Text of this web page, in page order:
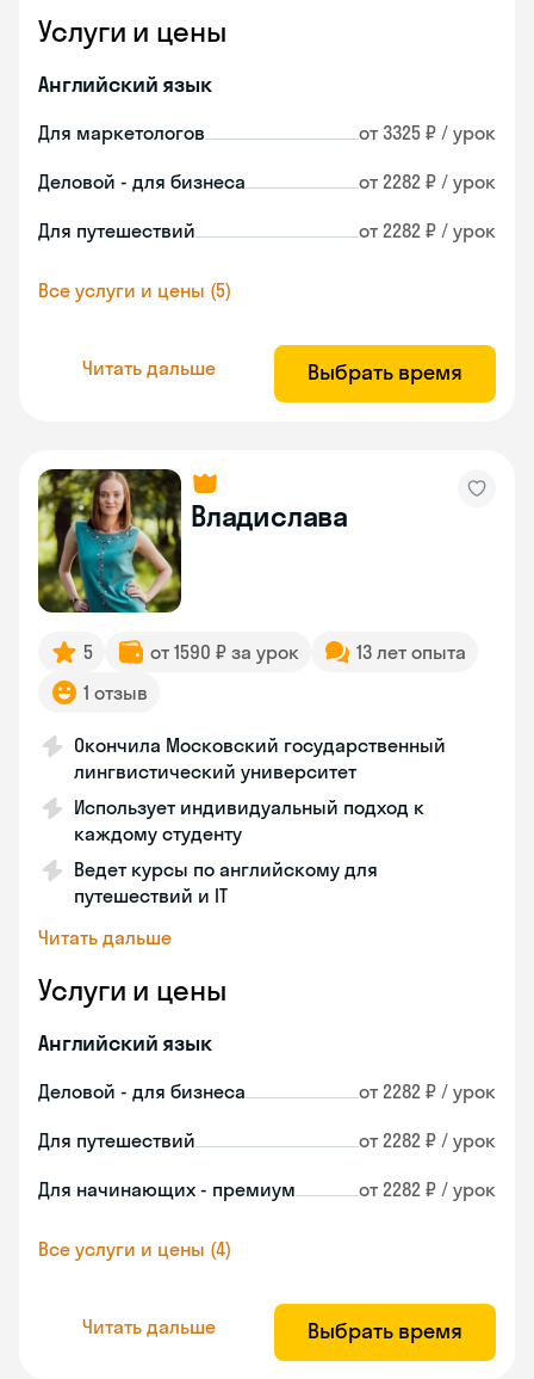
Услуги и цены
Английский язык
Для маркетологов от 3325 ₽ / урок
Деловой - для бизнеса от 2282 ₽ / урок
Для путешествий от 2282 ₽ / урок
Все услуги и цены (5)
Читать дальше Выбрать время
Владислава
5 от 1590 ₽ за урок
13 лет опыта
1 отзыв
Окончила Московский государственный
лингвистический университет
Использует индивидуальный подход к
каждому студенту
Ведет курсы по английскому для
путешествий и IT
Читать дальше
Услуги и цены
Английский язык
Деловой - для бизнеса от 2282 ₽ / урок
Для путешествий от 2282 ₽ / урок
Для начинающих - премиум от 2282 ₽ / урок
Все услуги и цены (4)
Читать дальше Выбрать время